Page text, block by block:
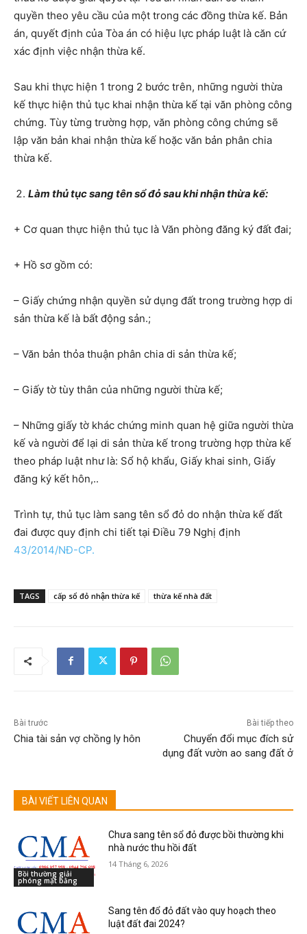
quyền theo yêu cầu của một trong các đồng thừa kế. Bản
án, quyết định của Tòa án có hiệu lực pháp luật là căn cứ
xác định việc nhận thừa kế.
Sau khi thực hiện 1 trong 2 bước trên, những người thừa
kế thực hiện thủ tục khai nhận thừa kế tại văn phòng công
chứng. Tùy từng trường hợp, văn phòng công chứng sẽ
lập văn bản khai nhận thừa kế hoặc văn bản phân chia
thừa kế.
Làm thủ tục sang tên sổ đỏ sau khi nhận thừa kế:
+ Cơ quan thực hiện thủ tục là Văn phòng đăng ký đất đai;
+ Hồ sơ gồm có:
– Giấy chứng nhận quyền sử dụng đất trong trường hợp di
sản thừa kế là bất động sản.;
– Văn bản thỏa thuận phân chia di sản thừa kế;
– Giấy tờ tùy thân của những người thừa kế;
– Những giấy tờ khác chứng minh quan hệ giữa người thừa
kế và người để lại di sản thừa kế trong trường hợp thừa kế
theo pháp luật như là: Sổ hộ khẩu, Giấy khai sinh, Giấy
đăng ký kết hôn,..
Trình tự, thủ tục làm sang tên sổ đỏ do nhận thừa kế đất
đai được quy định chi tiết tại Điều 79 Nghị định
43/2014/NĐ-CP.
TAGS cấp sổ đỏ nhận thừa kế thừa kế nhà đất
Bài trước
Chia tài sản vợ chồng ly hôn
Bài tiếp theo
Chuyển đổi mục đích sử
dụng đất vườn ao sang đất ở
BÀI VIẾT LIÊN QUAN
Bồi thường giải
phóng mặt bằng
Chưa sang tên sổ đỏ được bồi thường khi
nhà nước thu hồi đất
14 Tháng 6, 2026
Sang tên đổ đỏ đất vào quy hoạch theo
luật đất đai 2024?